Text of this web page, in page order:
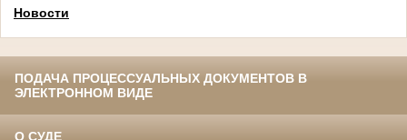
Новости
ПОДАЧА ПРОЦЕССУАЛЬНЫХ ДОКУМЕНТОВ В
ЭЛЕКТРОННОМ ВИДЕ
О СУДЕ